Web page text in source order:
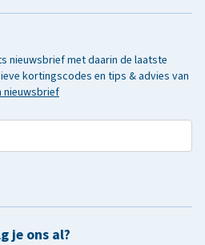
nieuwsbrief met daarin de laatste
kortingscodes en tips & advies van
nieuwsbrief
je ons al?